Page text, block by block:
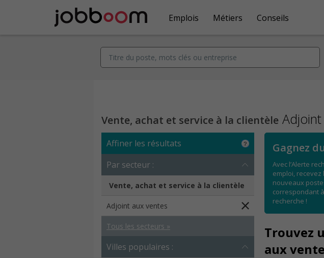
Emplois Métiers Conseils
Vente, achat et service à la clientèle
Affiner les résultats
Par secteur :
Vente, achat et service à la clientèle
Adjoint aux ventes
Tous les secteurs »
Villes populaires :
Gagnez
Avec l’Alerte
emploi, recevez
nouveaux
correspondant
recherche !
Trouvez
aux